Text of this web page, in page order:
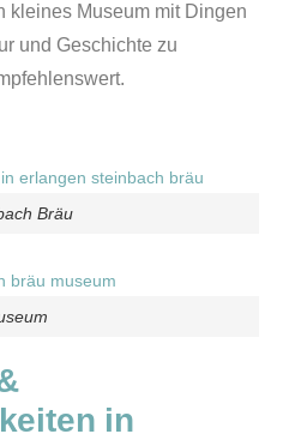
kleines Museum mit Dingen
und Geschichte zu
Bräu
in